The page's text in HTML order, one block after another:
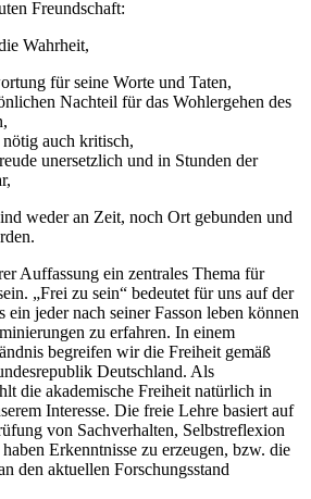
Freundschaft:
Wahrheit,
für seine Worte und Taten,
Nachteil für das Wohlergehen des
auch kritisch,
unersetzlich und in Stunden der
weder an Zeit, noch Ort gebunden und
Auffassung ein zentrales Thema für
„Frei zu sein“ bedeutet für uns auf der
ein jeder nach seiner Fasson leben können
zu erfahren. In einem
begreifen wir die Freiheit gemäß
Deutschland. Als
die akademische Freiheit natürlich in
Interesse. Die freie Lehre basiert auf
von Sachverhalten, Selbstreflexion
Erkenntnisse zu erzeugen, bzw. die
den aktuellen Forschungsstand